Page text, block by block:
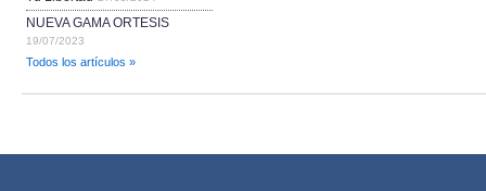
NUEVA GAMA ORTESIS
19/07/2023
Todos los artículos »